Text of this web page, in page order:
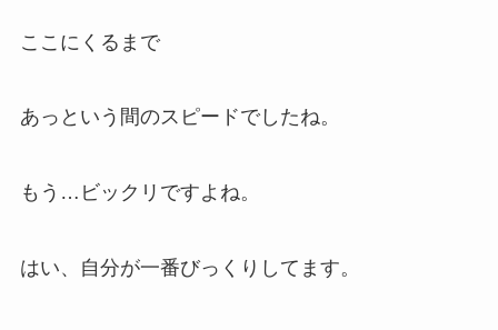
ここにくるまで
あっという間のスピードでしたね。
もう…ビックリですよね。
はい、自分が一番びっくりしてます。